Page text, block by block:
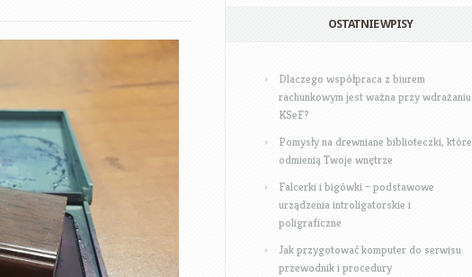
OSTATNIE WPISY
Dlaczego współpraca z biurem
rachunkowym jest ważna przy wdrażaniu
KSeF?
Pomysły na drewniane biblioteczki, które
odmienią Twoje wnętrze
Falcerki i bigówki – podstawowe
urządzenia introligatorskie i
poligraficzne
Jak przygotować komputer do serwisu:
przewodnik i procedury